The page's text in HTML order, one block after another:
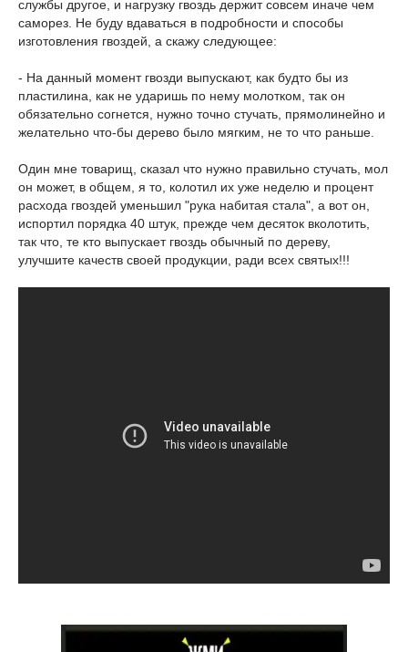
службы другое, и нагрузку гвоздь держит совсем иначе чем
саморез. Не буду вдаваться в подробности и способы
изготовления гвоздей, а скажу следующее:
- На данный момент гвозди выпускают, как будто бы из
пластилина, как не ударишь по нему молотком, так он
обязательно согнется, нужно точно стучать, прямолинейно и
желательно что-бы дерево было мягким, не то что раньше.
Один мне товарищ, сказал что нужно правильно стучать, мол
он может, в общем, я то, колотил их уже неделю и процент
расхода гвоздей уменьшил "рука набитая стала", а вот он,
испортил порядка 40 штук, прежде чем десяток вколотить,
так что, те кто выпускает гвоздь обычный по дереву,
улучшите качеств своей продукции, ради всех святых!!!